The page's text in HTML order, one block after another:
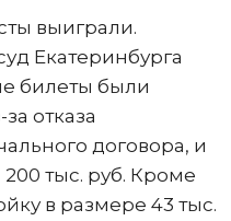
выиграли.
Екатеринбурга
билеты были
отказа
договора, и
тыс. руб. Кроме
в размере 43 тыс.